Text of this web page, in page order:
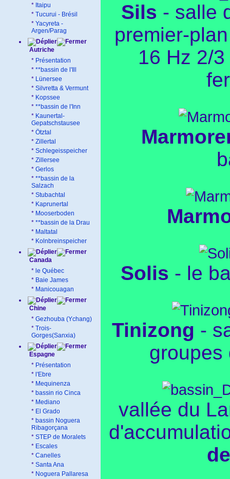
* Itaipu
* Tucurui - Brésil
* Yacyreta -
Argen/Parag
Autriche
* Présentation
* **bassin de l'Ill
* Lünersee
* Silvretta & Vermunt
* Kopssee
* **bassin de l'Inn
* Kaunertal-
Gepatschstausee
* Ötztal
* Zillertal
* Schlegeisspeicher
* Zillersee
* Gerlos
* **bassin de la
Salzach
* Stubachtal
* Kaprunertal
* Mooserboden
* **bassin de la Drau
* Maltatal
* Kolnbreinspeicher
Canada
* le Québec
* Baie James
* Manicouagan
Chine
* Gezhouba (Ychang)
* Trois-
Gorges(Sanxia)
Espagne
* Présentation
* l'Ebre
* Mequinenza
* bassin rio Cinca
* Mediano
* El Grado
* bassin Noguera
Ribagorçana
* STEP de Moralets
* Escales
* Canelles
* Santa Ana
* Noguera Pallaresa
Sils - salle
premier-
16 Hz 2/
Solis - le
Tinizong -
groupes
vallée du